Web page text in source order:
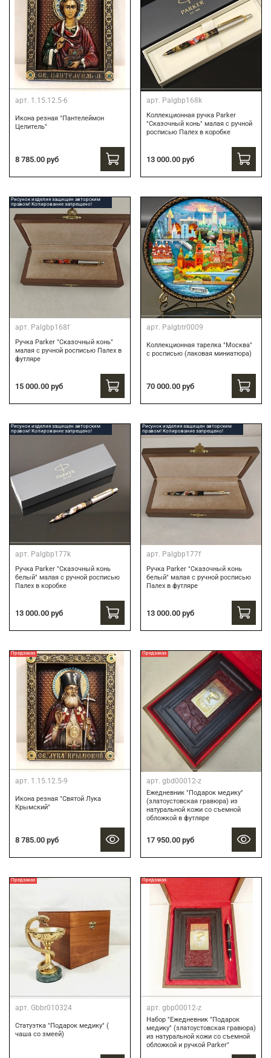
арт. 1.15.12.5-6
Икона резная "Пантелеймон
Целитель"
8 785.00 руб
арт. Palgbp168k
Коллекционная ручка Parker
"Сказочный конь" малая с ручной
росписью Палех в коробке
13 000.00 руб
Рисунок изделия защищен авторским
правом! Копирование запрещено!
арт. Palgbp168f
Ручка Parker "Сказочный конь"
малая с ручной росписью Палех в
футляре
15 000.00 руб
арт. Palgbtr0009
Коллекционная тарелка "Москва"
с росписью (лаковая миниатюра)
70 000.00 руб
Рисунок изделия защищен авторским
правом! Копирование запрещено!
арт. Palgbp177k
Ручка Parker "Сказочный конь
белый" малая с ручной росписью
Палех в коробке
13 000.00 руб
Рисунок изделия защищен авторским
правом! Копирование запрещено!
арт. Palgbp177f
Ручка Parker "Сказочный конь
белый" малая с ручной росписью
Палех в футляре
13 000.00 руб
Предзаказ
арт. 1.15.12.5-9
Икона резная "Святой Лука
Крымский"
8 785.00 руб
Предзаказ
арт. gbd00012-z
Ежедневник "Подарок медику"
(златоустовская гравюра) из
натуральной кожи со съемной
обложкой в футляре
17 950.00 руб
Предзаказ
арт. Gbbr010324
Статуэтка "Подарок медику" (
чаша со змеей)
Предзаказ
арт. gbp00012-z
Набор "Ежедневник "Подарок
медику" (златоустовская гравюра)
из натуральной кожи со съемной
обложкой и ручкой Parker"